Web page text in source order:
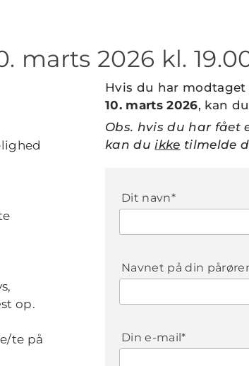
marts 2026 kl.
op.
te på
Hvis du har
10. marts 2026, kan
Obs. hvis du har fået
kan duikke tilmelde
Dit navn*
Navnet på din
Din e-mail*